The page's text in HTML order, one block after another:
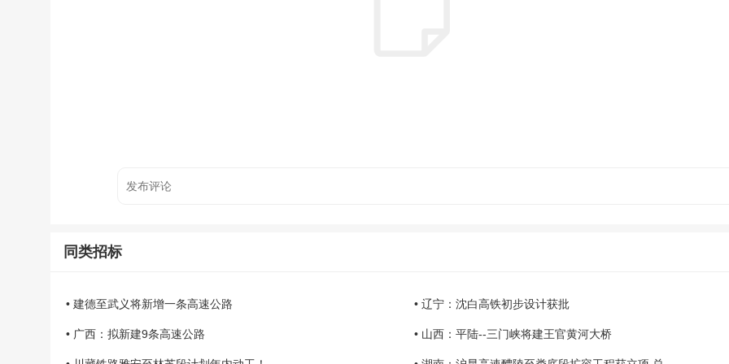
同类招标
• 建德至武义将新增一条高速公路 • 辽宁：沈白高铁初步设计获批
• 广西：拟新建9条高速公路 • 山西：平陆--三门峡将建王官黄河大桥